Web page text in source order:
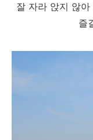
잘 자라 앉지 않
즐